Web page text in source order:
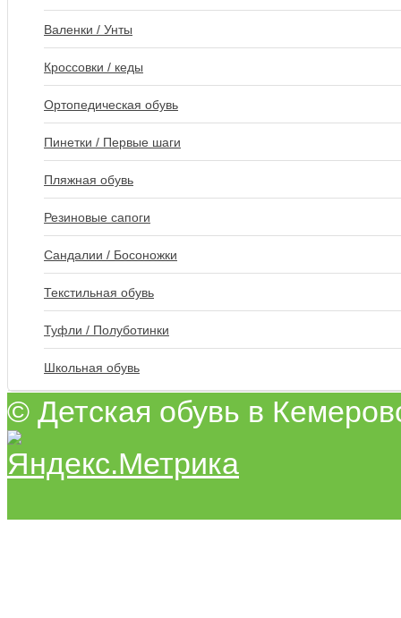
Валенки / Унты
Кроссовки / кеды
Ортопедическая обувь
Пинетки / Первые шаги
Пляжная обувь
Резиновые сапоги
Сандалии / Босоножки
Текстильная обувь
Туфли / Полуботинки
Школьная обувь
© Детская обувь в